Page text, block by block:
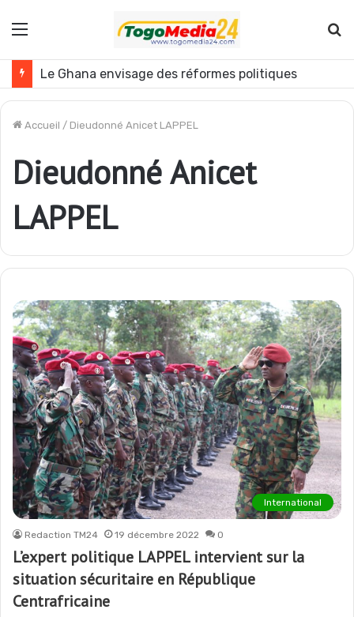
Menu
Le Ghana envisage des réformes politiques
Accueil / Dieudonné Anicet LAPPEL
Dieudonné Anicet
LAPPEL
International
Redaction TM24 19 décembre 2022 0
L’expert politique LAPPEL intervient sur la
situation sécuritaire en République
Centrafricaine